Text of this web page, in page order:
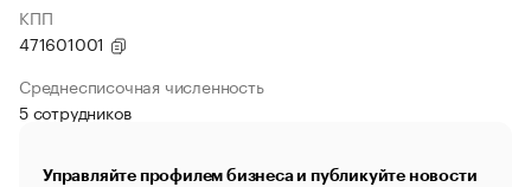
КПП
471601001
Среднесписочная численность
5 сотрудников
Управляйте профилем бизнеса и публикуйте новости